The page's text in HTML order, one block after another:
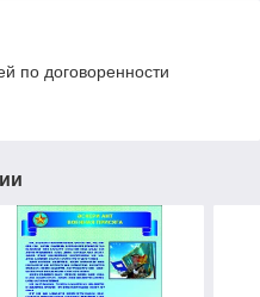
по договоренности